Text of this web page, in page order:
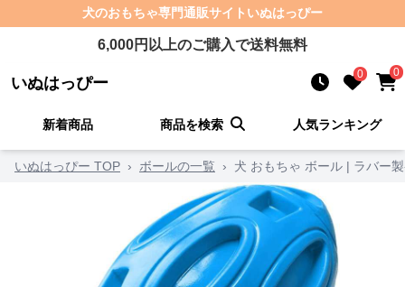
犬のおもちゃ専門通販サイト いぬはっぴー
6,000円以上のご購入で送料無料
いぬはっぴー 0 0
新着商品 商品を検索 人気ランキング
いぬはっぴー TOP › ボールの一覧 › 犬 おもちゃ ボール | ラバー